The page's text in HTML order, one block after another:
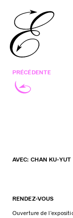
PRÉCÉDENTE
AVEC: CHAN KU-YUT
RENDEZ-VOUS
Ouverture de